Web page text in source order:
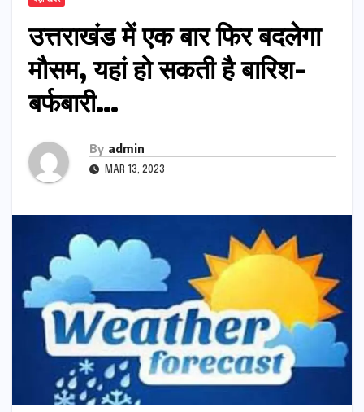
उत्तराखंड में एक बार फिर बदलेगा
मौसम, यहां हो सकती है बारिश-
बर्फबारी…
By admin
MAR 13, 2023